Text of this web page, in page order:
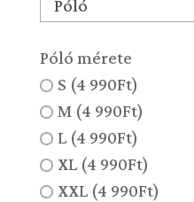
Póló mérete
S (4 990Ft)
M (4 990Ft)
L (4 990Ft)
XL (4 990Ft)
XXL (4 990Ft)